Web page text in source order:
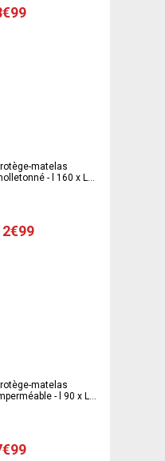
matelas
- l 160 x L
matelas
- l 90 x L